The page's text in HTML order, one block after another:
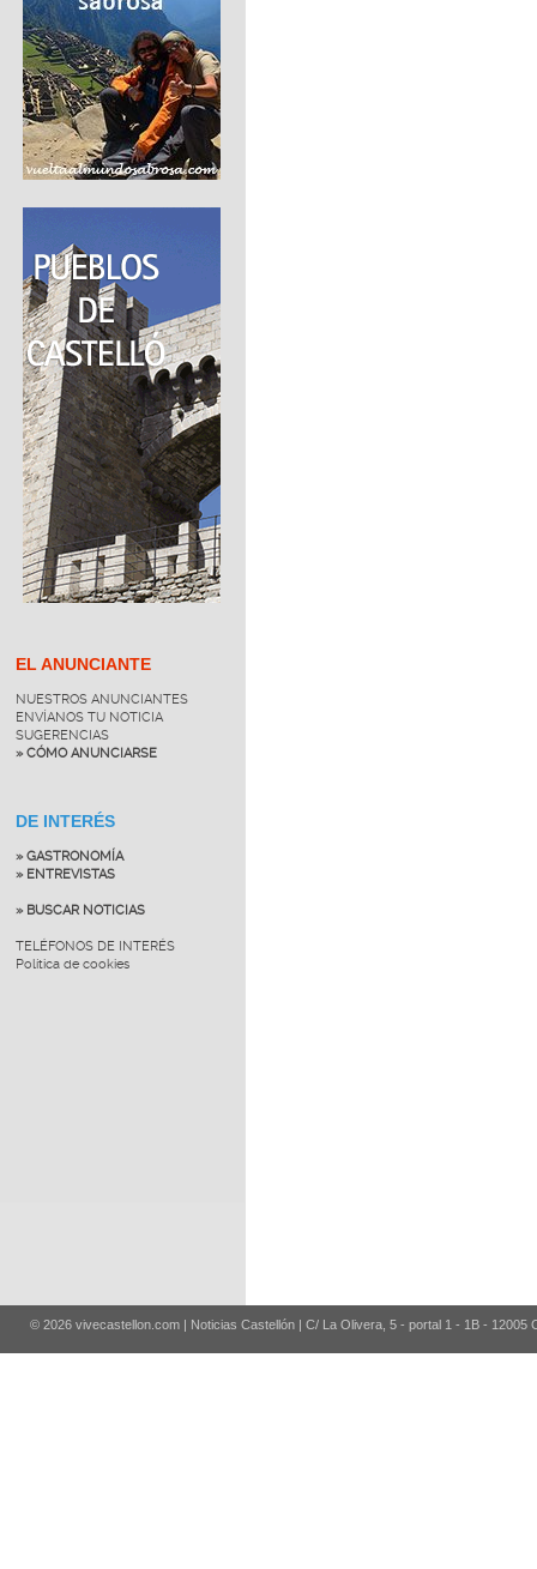
EL ANUNCIANTE
NUESTROS ANUNCIANTES
ENVÍANOS TU NOTICIA
SUGERENCIAS
» CÓMO ANUNCIARSE
DE INTERÉS
» GASTRONOMÍA
» ENTREVISTAS
» BUSCAR NOTICIAS
TELÉFONOS DE INTERÉS
Política de cookies
© 2026 vivecastellon.com | Noticias Castellón | C/ La Olivera, 5 - portal 1 - 1B - 12005